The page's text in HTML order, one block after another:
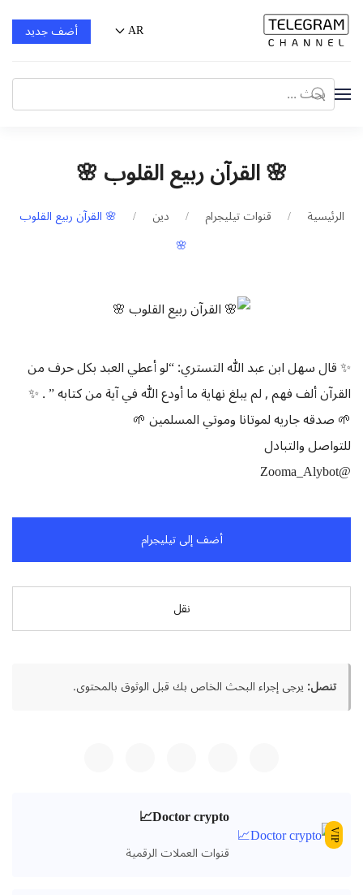
AR أضف جديد
🌸 القرآن ربيع القلوب 🌸
الرئيسية قنوات تيليجرام دين
🌸 القرآن ربيع القلوب
🌸
✨ قال سهل ابن عبد الله التستري: “لو أعطي العبد بكل حرف من
القرآن ألف فهم , لم يبلغ نهاية ما أودع الله في آية من كتابه ” . ✨
🌱 صدقه جاريه لموتانا وموتي المسلمين 🌱
للتواصل والتبادل
@Zooma_Alybot
أضف إلى تيليجرام
نقل
تنصل:يرجى إجراء البحث الخاص بك قبل الوثوق بالمحتوى.
VIP
Doctor crypto📈
قنوات العملات الرقمية